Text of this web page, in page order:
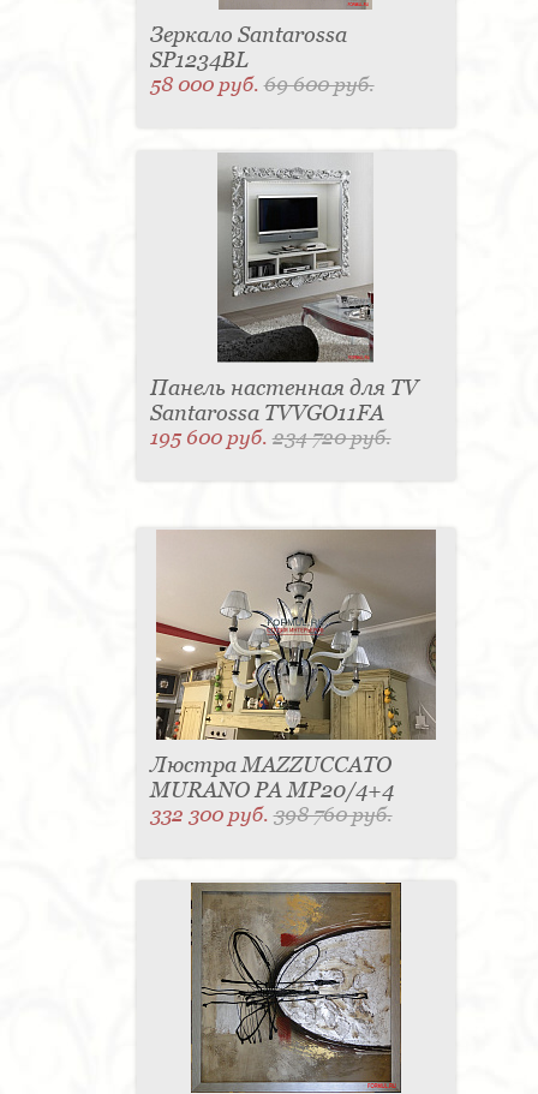
Зеркало Santarossa
SP1234BL
58 000 руб.69 600 руб.
Панель настенная для TV
Santarossa TVVGO11FA
195 600 руб.234 720 руб.
Люстра MAZZUCCATO
MURANO PA MP20/4+4
332 300 руб.398 760 руб.